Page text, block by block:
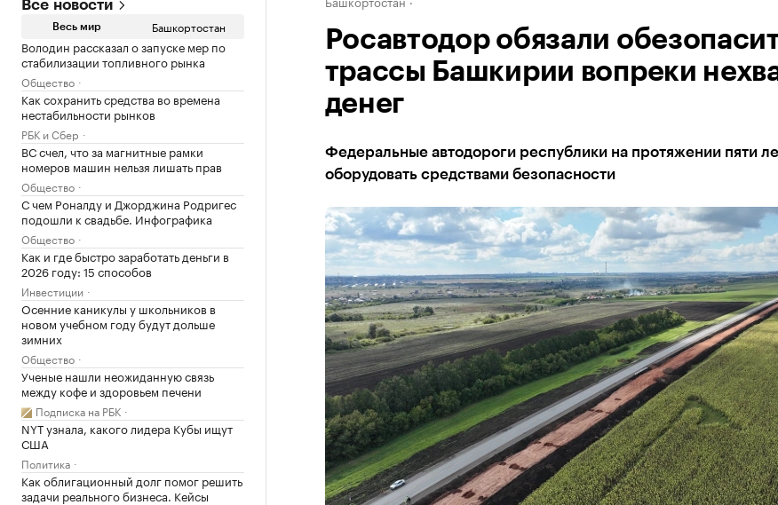
Все новости
Весь мир Башкортостан
Володин рассказал о запуске мер по
стабилизации топливного рынка
Общество
Как сохранить средства во времена
нестабильности рынков
РБК и Сбер
ВС счел, что за магнитные рамки
номеров машин нельзя лишать прав
Общество
С чем Роналду и Джорджина Родригес
подошли к свадьбе. Инфографика
Общество
Как и где быстро заработать деньги в
2026 году: 15 способов
Инвестиции
Осенние каникулы у школьников в
новом учебном году будут дольше
зимних
Общество
Ученые нашли неожиданную связь
между кофе и здоровьем печени
Подписка на РБК
NYT узнала, какого лидера Кубы ищут
США
Политика
Как облигационный долг помог решить
задачи реального бизнеса. Кейсы
Росавтодор обязали
трассы Башкирии вопреки
денег
Федеральные автодороги республики на протяжении пяти
оборудовать средствами безопасности